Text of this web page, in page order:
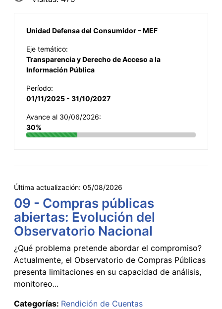
Unidad Defensa del Consumidor – MEF
Eje temático:
Transparencia y Derecho de Acceso a la
Información Pública
Período:
01/11/2025 - 31/10/2027
Avance al 30/06/2026:
30%
Última actualización: 05/08/2026
09 - Compras públicas
abiertas: Evolución del
Observatorio Nacional
¿Qué problema pretende abordar el compromiso?
Actualmente, el Observatorio de Compras Públicas
presenta limitaciones en su capacidad de análisis,
monitoreo...
Categorías: Rendición de Cuentas